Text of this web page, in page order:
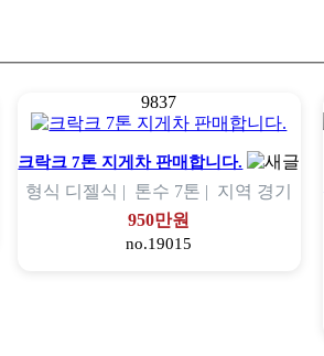
9837
크락크 7톤 지게차 판매합니다.
형식 디젤식 | 톤수 7톤 | 지역 경기
950만원
no.19015